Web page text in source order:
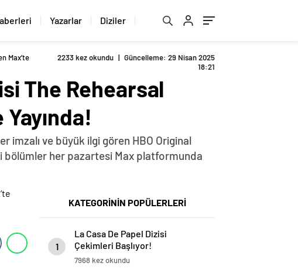
Yazarlar Diziler
Max’te
2233 kez okundu | Güncelleme: 29 Nisan 2025
18:21
The Rehearsal
ve büyük ilgi gören HBO Original
bölümler her pazartesi Max platformunda
KATEGORİNİN POPÜLERLERİ
1
La Casa De Papel Dizisi
Çekimleri Başlıyor!
7968 kez okundu